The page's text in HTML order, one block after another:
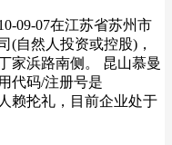
09-07在江苏省苏州市
(自然人投资或控股)，
家浜路南侧。 昆山慕曼
代码/注册号是
赖抡礼，目前企业处于